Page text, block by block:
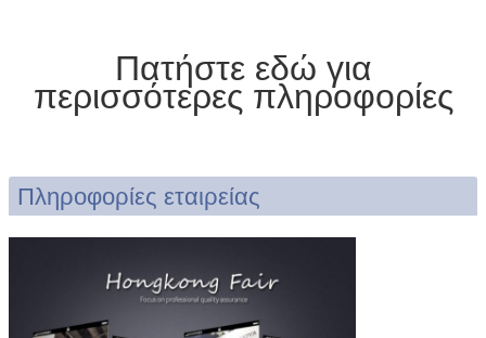
Πατήστε εδώ για
περισσότερες πληροφορίες
Πληροφορίες εταιρείας